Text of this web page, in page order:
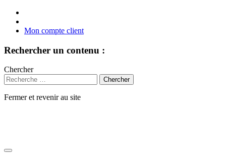
Mon compte client
Rechercher un contenu :
Chercher
Fermer et revenir au site